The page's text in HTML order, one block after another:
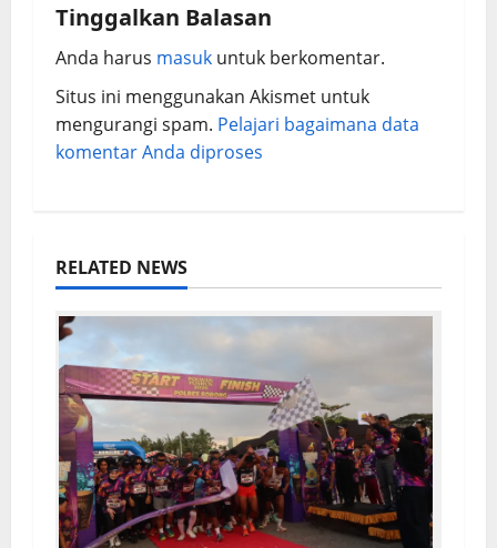
v
i
g
a
i
o
n
Tinggalkan Balasan
Anda harus masuk untuk berkomentar.
Situs ini menggunakan Akismet untuk
mengurangi spam. Pelajari bagaimana data
komentar Anda diproses
RELATED NEWS